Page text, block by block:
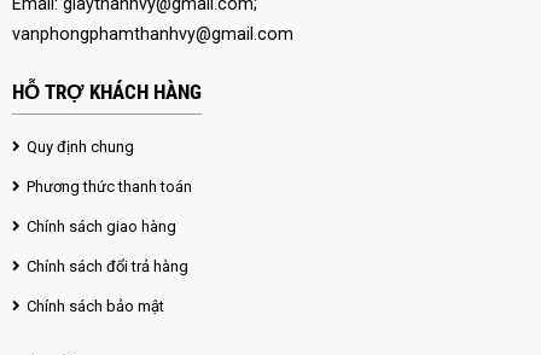
vanphongphamthanhvy@gmail.com
HỖ TRỢ KHÁCH HÀNG
Quy định chung
Phương thức thanh toán
Chính sách giao hàng
Chính sách đổi trả hàng
Chính sách bảo mật